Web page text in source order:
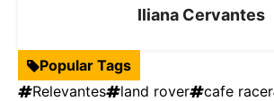
Iliana Cervantes
Popular Tags
Relevantes
land rover cafe racer